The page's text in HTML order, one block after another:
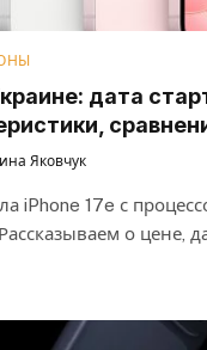
дата
Яковчук
iPhone 17e с
о цене,